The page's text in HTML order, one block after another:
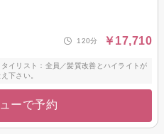
120分 ￥17,710
イリスト：全員／髪質改善とハイライトが
下さい。
ーで予約